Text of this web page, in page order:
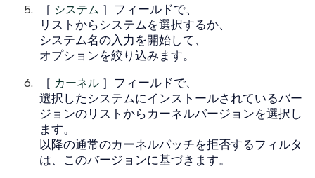
［ システム ］フィールドで、
リストからシステムを選択するか、
システム名の入力を開始して、
オプションを絞り込みます。
［ カーネル ］フィールドで、
選択したシステムにインストールされているバー
ジョンのリストからカーネルバージョンを選択し
ます。
以降の通常のカーネルパッチを拒否するフィルタ
は、このバージョンに基づきます。